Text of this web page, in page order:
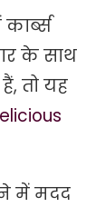
के साथ
तो यह
में मदद